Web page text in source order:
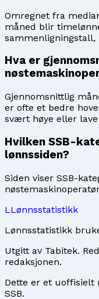
Omregnet fra
måned blir
sammenligningstall,
Hva er
Gjennomsnittlig
er ofte et bedre
svært høye eller
Hvilken SSB-
lønnssiden?
Siden viser SSB-
LLønnsstatistikk
Lønnsstatistikk
Utgitt av Tabitek.
redaksjonen.
Dette er et uoffisielt
SSB.